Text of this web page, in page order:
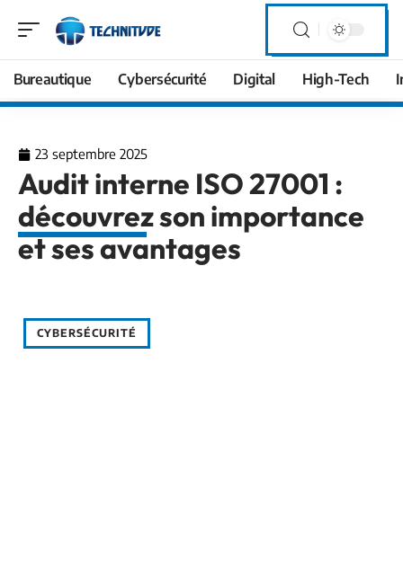
Bureautique Cybersécurité Digital High-Tech
23 septembre 2025
Audit interne ISO 27001 :
découvrez son importance
et ses avantages
CYBERSÉCURITÉ